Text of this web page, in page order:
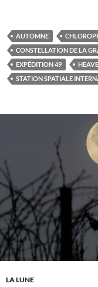
AUTOMNE
CONSTELLATION DE LA
EXPÉDITION 49
STATION SPATIALE
LA LUNE